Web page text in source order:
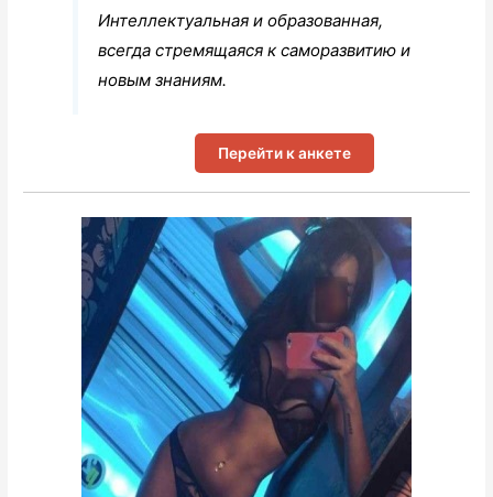
Интеллектуальная и образованная,
всегда стремящаяся к саморазвитию и
новым знаниям.
Перейти к анкете